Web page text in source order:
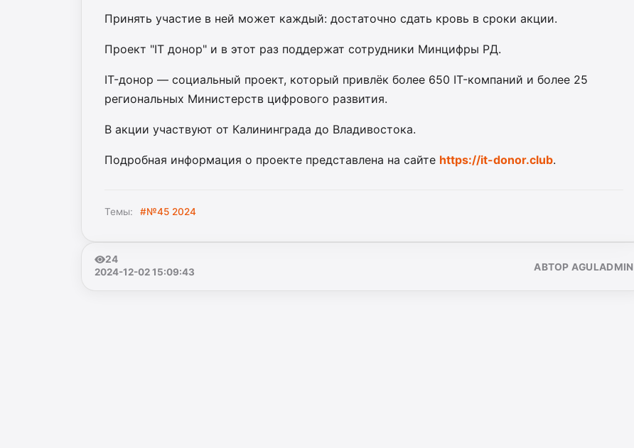
Принять участие в ней может каждый: достаточно сдать кровь в сроки акции.
Проект "IT донор" и в этот раз поддержат сотрудники Минцифры РД.
IT-донор — социальный проект, который привлёк более 650 IT-компаний и более 25
региональных Министерств цифрового развития.
В акции участвуют от Калининграда до Владивостока.
Подробная информация о проекте представлена на сайте https://it-donor.club.
Темы: #№45 2024
24
2024-12-02 15:09:43
АВТОР AGULADMIN